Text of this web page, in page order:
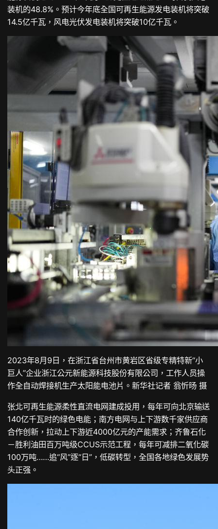
装机的48.8%。预计今年底全国可再生能源发电装机将突破
14.5亿千瓦，风电光伏发电装机将突破10亿千瓦。
2023年8月9日，在浙江省台州市黄岩区省级专精特新“小
巨人”企业浙江公元新能源科技股份有限公司，工作人员操
作全自动焊接机生产太阳能电池片。新华社记者 翁忻旸 摄
张北可再生能源柔性直流电网建成投用，每年可向北京输送
140亿千瓦时的绿色电能；南方电网与上下游数千家供应商
合作创新，拉动上下游近4000亿元的产能需求；齐鲁石化
－胜利油田百万吨级CCUS示范工程，每年可减排二氧化碳
100万吨……追“风”逐“日”，低碳转型，全国各地绿色发展势
头正强。